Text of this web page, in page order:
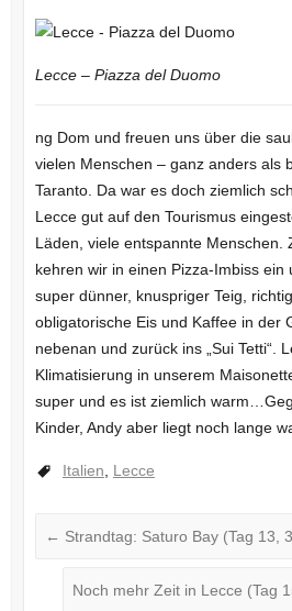
Lecce – Piazza del Duomo
ng Dom und freuen uns über die
vielen Menschen – ganz anders als
Taranto. Da war es doch ziemlich
Lecce gut auf den Tourismus
Läden, viele entspannte Menschen.
kehren wir in einen Pizza-Imbiss ein
super dünner, knuspriger Teig,
obligatorische Eis und Kaffee in der
nebenan und zurück ins „Sui Tetti“.
Klimatisierung in unserem
super und es ist ziemlich
Kinder, Andy aber liegt noch lange
Italien Lecce
← Strandtag: Saturo Bay (Tag 13,
Noch mehr Zeit in Lecce (Tag